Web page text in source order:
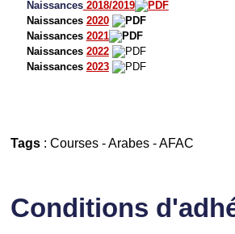
Naissances2018/2019
Naissances 2020
Naissances 2021
Naissances 2022
Naissances 2023
Tags: Courses-Arabes-AFAC
Conditions